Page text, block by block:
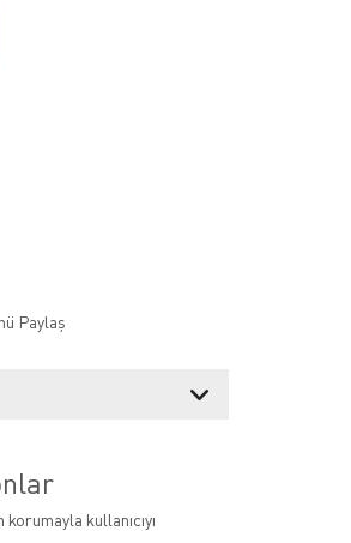
Paylaş
kullanıcıyı